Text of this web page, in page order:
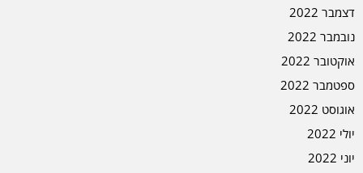
דצמבר 2022
נובמבר 2022
אוקטובר 2022
ספטמבר 2022
אוגוסט 2022
יולי 2022
יוני 2022